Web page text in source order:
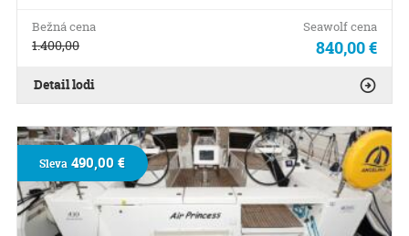
Bežná cena
1.400,00
Seawolf cena
840,00 €
Detail lodi
Sleva490,00 €